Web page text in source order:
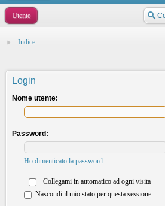
Utente
Indice
Login
Nome utente:
Password:
Ho dimenticato la password
Collegami in automatico ad ogni visita
Nascondi il mio stato per questa sessione